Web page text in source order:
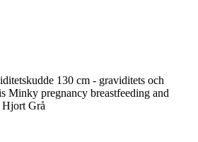
130 cm - graviditets och
Minky pregnancy breastfeeding and
Grå